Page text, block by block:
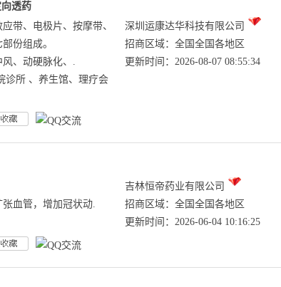
透药
带、电极片、按摩带、
份组成。
、动硬脉‬化、.
诊所 、养生‬馆、理疗会
深圳运康达华科技有限公司
招商区域：全国全国各地区
更新时间：2026-08-07 08:55:34
血管，增加冠状动.
吉林恒帝药业有限公司
招商区域：全国全国各地区
更新时间：2026-06-04 10:16:25